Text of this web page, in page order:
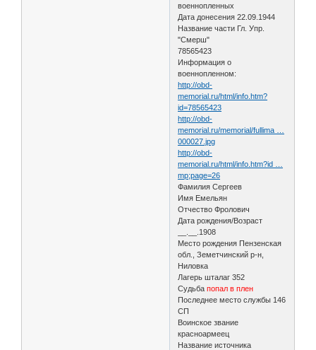
военнопленных
Дата донесения 22.09.1944
Название части Гл. Упр.
"Смерш"
78565423
Информация о
военнопленном:
http://obd-
memorial.ru/html/info.htm?
id=78565423
http://obd-
memorial.ru/memorial/fullima …
000027.jpg
http://obd-
memorial.ru/html/info.htm?id …
mp;page=26
Фамилия Сергеев
Имя Емельян
Отчество Фролович
Дата рождения/Возраст
__.__.1908
Место рождения Пензенская
обл., Земетчинский р-н,
Ниловка
Лагерь шталаг 352
Судьбапопал в плен
Последнее место службы 146
СП
Воинское звание
красноармеец
Название источника